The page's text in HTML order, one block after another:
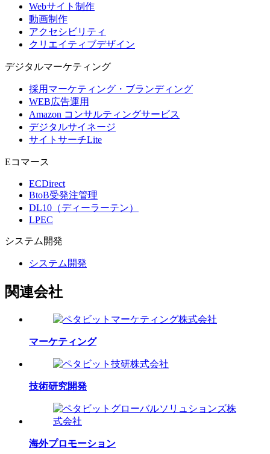
Webサイト制作
動画制作
アクセシビリティ
クリエイティブデザイン
デジタルマーケティング
採用マーケティング・ブランディング
WEB広告運用
Amazon コンサルティングサービス
デジタルサイネージ
サイトサーチLite
Eコマース
ECDirect
BtoB受発注管理
DL10（ディーラーテン）
LPEC
システム 開発
システム開発
関連会社
マーケティング
技術研究開発
海外プロモーション